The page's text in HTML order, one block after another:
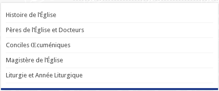
Histoire de l’Église
Pères de l’Église et Docteurs
Conciles Œcuméniques
Magistère de l’Église
Liturgie et Année Liturgique